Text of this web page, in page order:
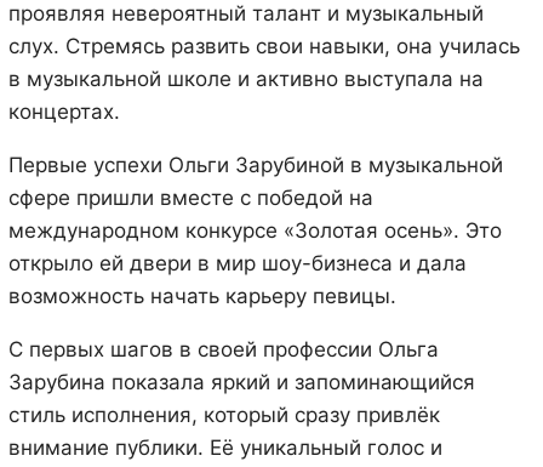
проявляя невероятный талант и музыкальный
слух. Стремясь развить свои навыки, она училась
в музыкальной школе и активно выступала на
концертах.
Первые успехи Ольги Зарубиной в музыкальной
сфере пришли вместе с победой на
международном конкурсе «Золотая осень». Это
открыло ей двери в мир шоу-бизнеса и дала
возможность начать карьеру певицы.
С первых шагов в своей профессии Ольга
Зарубина показала яркий и запоминающийся
стиль исполнения, который сразу привлёк
внимание публики. Её уникальный голос и